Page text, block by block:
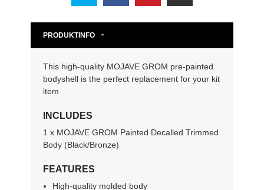
PRODUKTINFO
This high-quality MOJAVE GROM pre-painted
bodyshell is the perfect replacement for your kit
item
INCLUDES
1 x MOJAVE GROM Painted Decalled Trimmed
Body (Black/Bronze)
FEATURES
High-quality molded body